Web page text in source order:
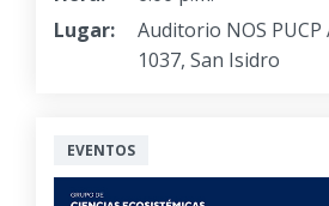
Lugar:
Auditorio NOS PUCP
1037, San Isidro
EVENTOS